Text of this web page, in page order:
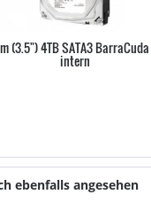
(3.5") 4TB SATA3
intern
ebenfalls angesehen